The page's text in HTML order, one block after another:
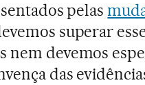
pelas
superar
nem devemos
das